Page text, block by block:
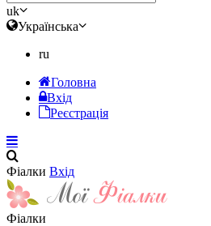
uk
Українська
ru
Головна
Вхід
Реєстрація
Фіалки Вхід
Фіалки